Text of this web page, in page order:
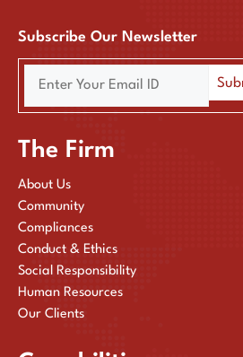
Subscribe Our Newsletter
The Firm
About Us
Community
Compliances
Conduct & Ethics
Social Responsibility
Human Resources
Our Clients